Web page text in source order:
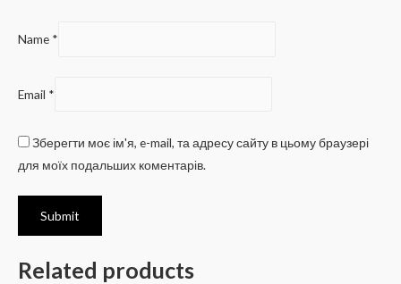
Name *
Email *
Зберегти моє ім'я, e-mail, та адресу сайту в цьому браузері
для моїх подальших коментарів.
Related products